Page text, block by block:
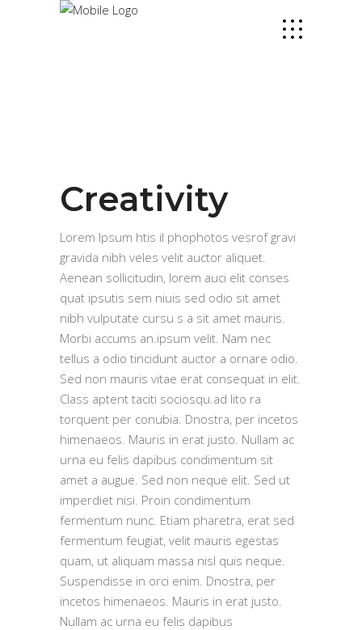
Creativity
Lorem Ipsum htis il phophotos vesrof gravi
gravida nibh veles velit auctor aliquet.
Aenean sollicitudin, lorem auci elit conses
quat ipsutis sem niuis sed odio sit amet
nibh vulputate cursu s a sit amet mauris.
Morbi accums an.ipsum velit. Nam nec
tellus a odio tincidunt auctor a ornare odio.
Sed non mauris vitae erat consequat in elit.
Class aptent taciti sociosqu.ad lito ra
torquent per conubia. Dnostra, per incetos
himenaeos. Mauris in erat justo. Nullam ac
urna eu felis dapibus condimentum sit
amet a augue. Sed non neque elit. Sed ut
imperdiet nisi. Proin condimentum
fermentum nunc. Etiam pharetra, erat sed
fermentum feugiat, velit mauris egestas
quam, ut aliquam massa nisl quis neque.
Suspendisse in orci enim. Dnostra, per
incetos himenaeos. Mauris in erat justo.
Nullam ac urna eu felis dapibus